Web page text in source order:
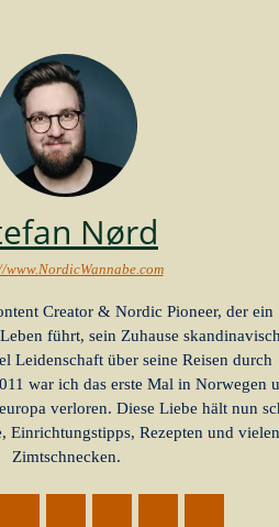
Nørd
www.NordicWannabe.com
Creator & Nordic Pioneer, der ein
führt, sein Zuhause
Leidenschaft über seine Reisen durch
war ich das erste Mal in Norwegen
verloren. Diese Liebe hält nun
Einrichtungstipps, Rezepten und vielen
Zimtschnecken.